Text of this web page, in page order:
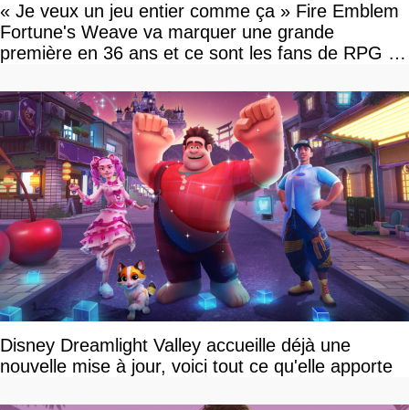
« Je veux un jeu entier comme ça » Fire Emblem
Fortune's Weave va marquer une grande
première en 36 ans et ce sont les fans de RPG en
Disney Dreamlight Valley accueille déjà une
nouvelle mise à jour, voici tout ce qu'elle apporte